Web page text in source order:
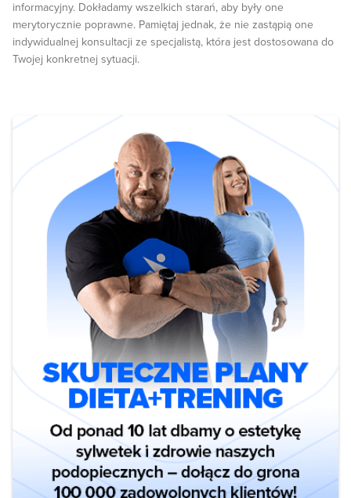
informacyjny. Dokładamy wszelkich starań, aby były one
merytorycznie poprawne. Pamiętaj jednak, że nie zastąpią one
indywidualnej konsultacji ze specjalistą, która jest dostosowana do
Twojej konkretnej sytuacji.